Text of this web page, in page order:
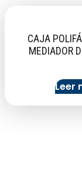
CAJA
MEDIADOR
Leer